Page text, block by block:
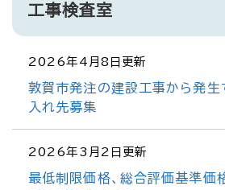
工事検査室
2026年4月8日更新
敦賀市発注の建設工事から発生
入れ先募集
2026年3月2日更新
最低制限価格、総合評価基準価